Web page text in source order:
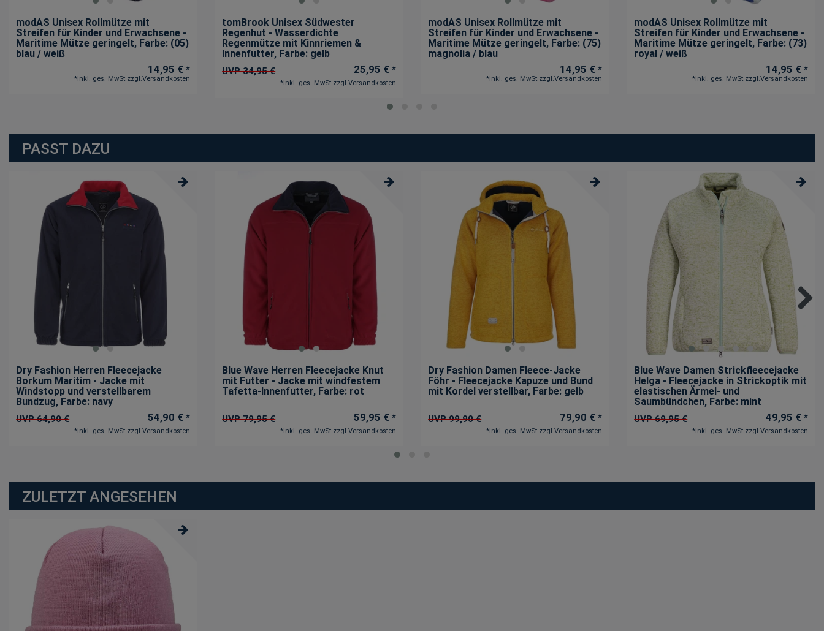
modAS Unisex Rollmütze mit
Streifen für Kinder und Erwachsene -
Maritime Mütze geringelt, Farbe: (05)
blau / weiß
14,95 € *
*inkl. ges. MwSt.zzgl.Versandkosten
tomBrook Unisex Südwester
Regenhut - Wasserdichte
Regenmütze mit Kinnriemen &
Innenfutter, Farbe: gelb
UVP 34,95 € 25,95 € *
*inkl. ges. MwSt.zzgl.Versandkosten
modAS Unisex Rollmütze mit
Streifen für Kinder und Erwachsene -
Maritime Mütze geringelt, Farbe: (75)
magnolia / blau
14,95 € *
*inkl. ges. MwSt.zzgl.Versandkosten
modAS Unisex Rollmütze mit
Streifen für Kinder und Erwachsene -
Maritime Mütze geringelt, Farbe: (73)
royal / weiß
14,95 € *
*inkl. ges. MwSt.zzgl.Versandkosten
PASST DAZU
Dry Fashion Herren Fleecejacke
Borkum Maritim - Jacke mit
Windstopp und verstellbarem
Bundzug, Farbe: navy
UVP 64,90 € 54,90 € *
*inkl. ges. MwSt.zzgl.Versandkosten
Blue Wave Herren Fleecejacke Knut
mit Futter - Jacke mit windfestem
Tafetta-Innenfutter, Farbe: rot
UVP 79,95 € 59,95 € *
*inkl. ges. MwSt.zzgl.Versandkosten
Dry Fashion Damen Fleece-Jacke
Föhr - Fleecejacke Kapuze und Bund
mit Kordel verstellbar, Farbe: gelb
UVP 99,90 € 79,90 € *
*inkl. ges. MwSt.zzgl.Versandkosten
Blue Wave Damen Strickfleecejacke
Helga - Fleecejacke in Strickoptik mit
elastischen Ärmel- und
Saumbündchen, Farbe: mint
UVP 69,95 € 49,95 € *
*inkl. ges. MwSt.zzgl.Versandkosten
ZULETZT ANGESEHEN